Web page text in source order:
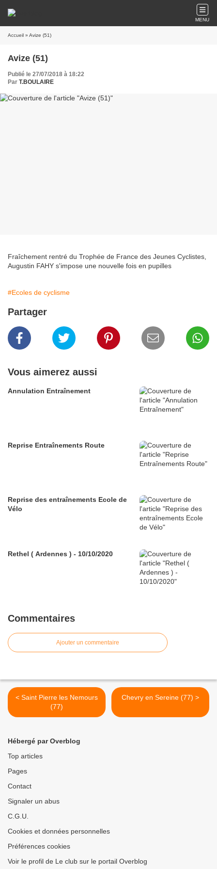
MENU
Accueil » Avize (51)
Avize (51)
Publié le 27/07/2018 à 18:22
Par T.BOULAIRE
Fraîchement rentré du Trophée de France des Jeunes Cyclistes,
Augustin FAHY s'impose une nouvelle fois en pupilles
#Ecoles de cyclisme
Partager
Vous aimerez aussi
Annulation Entraînement
Reprise Entraînements Route
Reprise des entraînements Ecole de
Vélo
Rethel ( Ardennes ) - 10/10/2020
Commentaires
Ajouter un commentaire
< Saint Pierre les Nemours
(77)
Chevry en Sereine (77) >
Hébergé par Overblog
Top articles
Pages
Contact
Signaler un abus
C.G.U.
Cookies et données personnelles
Préférences cookies
Voir le profil de Le club sur le portail Overblog